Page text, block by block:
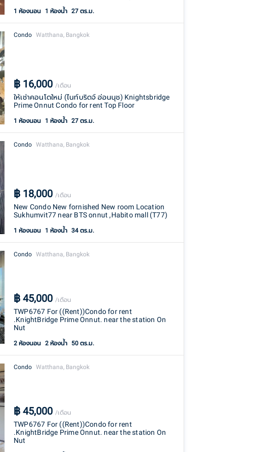
1 ห้องนอน 1 ห้องน้ำ 27 ตร.ม.
Condo Watthana, Bangkok
฿ 16,000 /เดือน
ให้เช่าคอนโดใหม่ (ไนท์บริดจ์ อ่อนนุช) Knightsbridge
Prime Onnut Condo for rent Top Floor
1 ห้องนอน 1 ห้องน้ำ 27 ตร.ม.
Condo Watthana, Bangkok
฿ 18,000 /เดือน
New Condo New fornished New room Location
Sukhumvit77 near BTS onnut ,Habito mall (T77)
1 ห้องนอน 1 ห้องน้ำ 34 ตร.ม.
Condo Watthana, Bangkok
฿ 45,000 /เดือน
TWP6767 For ((Rent))Condo for rent
.KnightBridge Prime Onnut. near the station On
Nut
2 ห้องนอน 2 ห้องน้ำ 50 ตร.ม.
Condo Watthana, Bangkok
฿ 45,000 /เดือน
TWP6767 For ((Rent))Condo for rent
.KnightBridge Prime Onnut. near the station On
Nut